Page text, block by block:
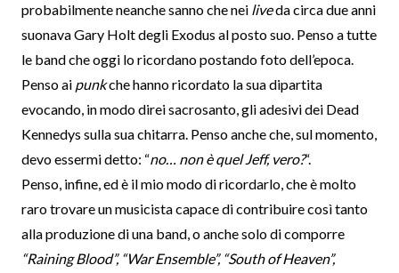
probabilmente neanche sanno che nei liveda circa due anni
suonava Gary Holt degli Exodus al posto suo. Penso a tutte
le band che oggi lo ricordano postando foto dell’epoca.
Penso ai punkche hanno ricordato la sua dipartita
evocando, in modo direi sacrosanto, gli adesivi dei Dead
Kennedys sulla sua chitarra. Penso anche che, sul momento,
devo essermi detto: “no… non è quel Jeff, vero?“.
Penso, infine, ed è il mio modo di ricordarlo, che è molto
raro trovare un musicista capace di contribuire così tanto
alla produzione di una band, o anche solo di comporre
“Raining Blood”, “War Ensemble”, “South of Heaven”,